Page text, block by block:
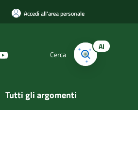
Accedi all'area personale
Cerca
AI
Tutti gli argomenti